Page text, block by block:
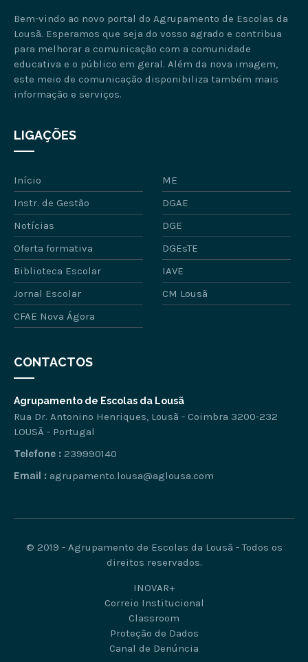
Bem-vindo ao novo portal do Agrupamento de Escolas da
Lousã. Esperamos que seja do vosso agrado e contribua
para melhorar a comunicação com a comunidade
educativa e o público em geral. Além da nova imagem,
este meio de comunicação disponibiliza também mais
informação e serviços.
LIGAÇÕES
Início
ME
Instr. de Gestão
DGAE
Notícias
DGE
Oferta formativa
DGEsTE
Biblioteca Escolar
IAVE
Jornal Escolar
CM Lousã
CFAE Nova Ágora
CONTACTOS
Agrupamento de Escolas da Lousã
Rua Dr. Antonino Henriques, Lousã - Coimbra 3200-232
LOUSÃ - Portugal
Telefone : 239990140
Email : agrupamento.lousa@aglousa.com
© 2019 - Agrupamento de Escolas da Lousã - Todos os
direitos reservados.
INOVAR+
Correio Institucional
Classroom
Proteção de Dados
Canal de Denúncia